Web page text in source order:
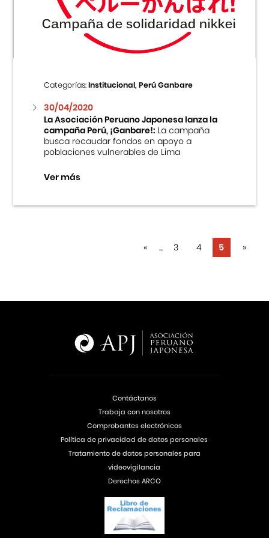
Centro Cultural Peruano Japonés
Museo de la Inmigración Japonesa
Fondo Editorial
Teatro Peruano Japonés
Categorías:Institucional, Perú Ganbare
30/04/2020
La Asociación Peruano Japonesa lanza la
campaña Perú, ¡Ganbare!:La campaña
busca recaudar fondos en apoyo a
poblaciones vulnerables de Lima
Ver más
« ... 3 4 5 »
Contáctanos
Trabaja con nosotros
Comprobantes electrónicos
Política de privacidad de datos personales
Tratamiento de datos personales para
videovigilancia
Derechos ARCO